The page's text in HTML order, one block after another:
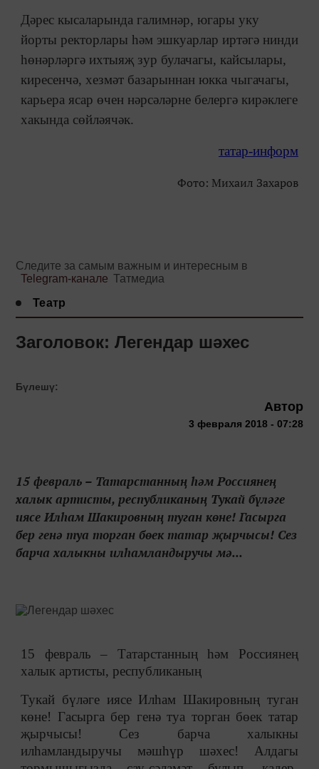
Дәрес кысаларында галимнәр, югары уку
йорты ректорлары һәм эшкуарлар иртәгә нинди
һөнәрләргә ихтыяҗ зур булачагы, кайсылары,
киресенчә, хезмәт базарыннан юкка чыгачагы,
карьера ясар өчен нәрсәләрне белергә кирәклеге
хакында сөйләячәк.
татар-информ
Фото: Михаил Захаров
Следите за самым важным и интересным в
Telegram-канале Татмедиа
Театр
Заголовок: Легендар шәхес
Бүлешү:
Автор
3 февраля 2018 - 07:28
15 февраль – Татарстанның һәм Россиянең
халык артисты, республиканың Тукай бүләге
иясе Илһам Шакировның туган көне! Гасырга
бер генә туа торган бөек татар җырчысы! Сез
барча халыкны илһамландыручы мә...
15 февраль – Татарстанның һәм Россиянең
халык артисты, республиканың
Тукай бүләге иясе Илһам Шакировның туган
көне! Гасырга бер генә туа торган бөек татар
җырчысы! Сез барча халыкны
илһамландыручы мәшһүр шәхес! Алдагы